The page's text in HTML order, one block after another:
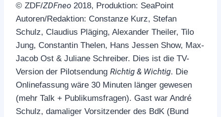
Die Datenschutzbestimmungen von
YouTube:
YouTube privacy policy
Accept YouTube Content
© ZDF/ZDFneo 2018, Produktion: SeaPoint
Autoren/Redaktion: Constanze Kurz, Stefan
Schulz, Claudius Pläging, Alexander Theiler, Tilo
Jung, Constantin Thelen, Hans Jessen Show, Max-
Jacob Ost & Juliane Schreiber. Dies ist die TV-
Version der Pilotsendung Richtig & Wichtig. Die
Onlinefassung wäre 30 Minuten länger gewesen
(mehr Talk + Publikumsfragen). Gast war André
Schulz, damaliger Vorsitzender des BdK (Bund